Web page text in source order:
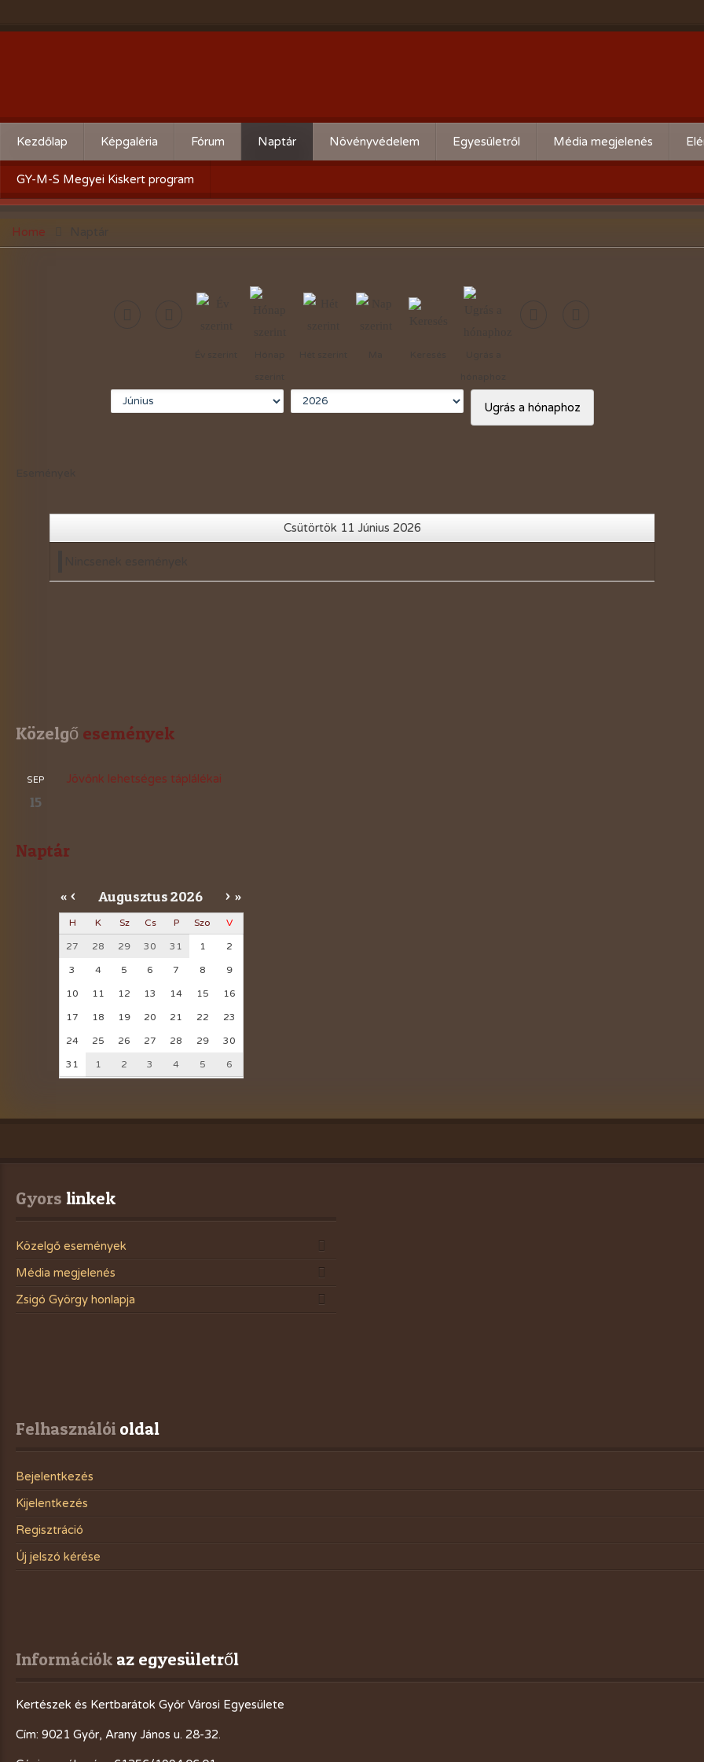
Kezdőlap Képgaléria
Évente:
2026-évi események
2023-évi események
2020-évi események
2016-évi események
2014-évi események
Fórum
Hogyan csináld! - Kérdezz,
Zöldségeskert
Naptár Növényvédelem
Aktuális növényvédelmi teendők
Egyesületről
Alapszabály
Előadóink bemutató anyagai
Adó 1%
Média megjelenés
GY-M-S Megyei Kiskert program
Home
Ugrás a hónaphoz
Csütörtök 11 Június 2026
Közelgő események
SEP
15
Jövőnk lehetséges táplálékai
Naptár
« < Augusztus2026 > »
H K Sz Cs P Szo V
27 28 29 30 31 1 2
3 4 5 6 7 8 9
10 11 12 13 14 15 16
17 18 19 20 21 22 23
24 25 26 27 28 29 30
31 1 2 3 4 5 6
Gyors linkek
Közelgő események
Média megjelenés
Zsigó György honlapja
Felhasználói oldal
Bejelentkezés
Kijelentkezés
Regisztráció
Új jelszó kérése
Információk az egyesületről
Kertészek és Kertbarátok Győr Városi Egyesülete
Cím: 9021 Győr, Arany János u. 28-32.